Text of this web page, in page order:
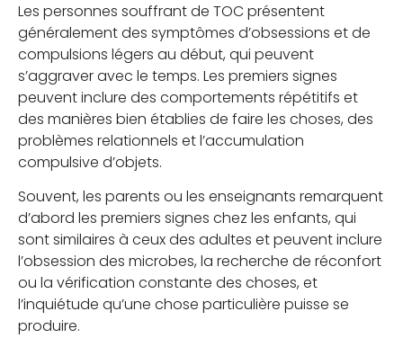
Les personnes souffrant de TOC présentent
généralement des symptômes d’obsessions et de
compulsions légers au début, qui peuvent
s’aggraver avec le temps. Les premiers signes
peuvent inclure des comportements répétitifs et
des manières bien établies de faire les choses, des
problèmes relationnels et l’accumulation
compulsive d’objets.
Souvent, les parents ou les enseignants remarquent
d’abord les premiers signes chez les enfants, qui
sont similaires à ceux des adultes et peuvent inclure
l’obsession des microbes, la recherche de réconfort
ou la vérification constante des choses, et
l’inquiétude qu’une chose particulière puisse se
produire.